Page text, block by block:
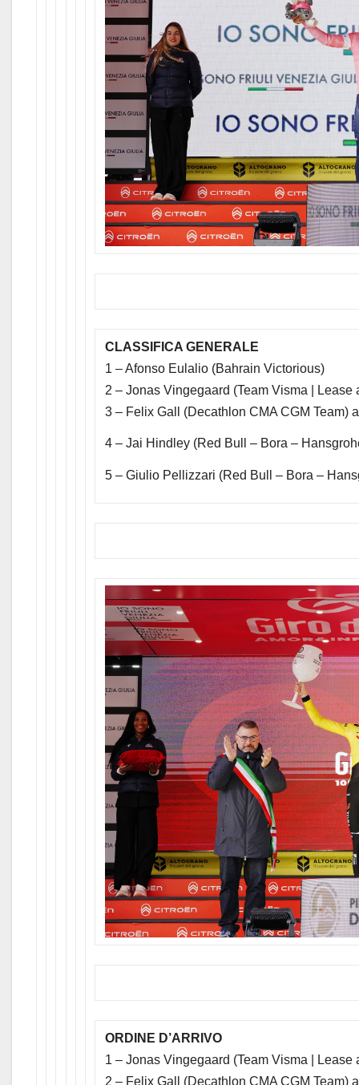
CLASSIFICA GENERALE
1 – Afonso Eulalio (Bahrain Victorious)
2 – Jonas Vingegaard (Team Visma | Lease
3 – Felix Gall (Decathlon CMA CGM Team) a
4 – Jai Hindley (Red Bull – Bora –
5 – Giulio Pellizzari (Red Bull – Bora –
ORDINE D’ARRIVO
1 – Jonas Vingegaard (Team Visma | Lease
2 – Felix Gall (Decathlon CMA CGM Team)